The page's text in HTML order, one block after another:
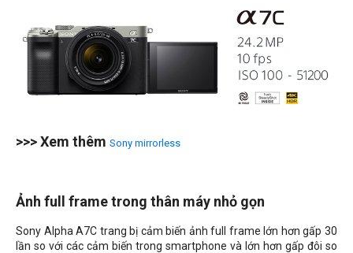
>>> Xem thêm Sony mirrorless
Ảnh full frame trong thân máy nhỏ gọn
Sony Alpha A7C trang bị cảm biến ảnh full frame lớn hơn gấp 30
lần so với các cảm biến trong smartphone và lớn hơn gấp đôi so